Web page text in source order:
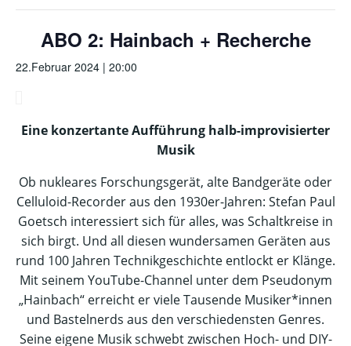
ABO 2: Hainbach + Recherche
22.Februar 2024 | 20:00
Eine konzertante Aufführung halb-improvisierter
Musik
Ob nukleares Forschungsgerät, alte Bandgeräte oder
Celluloid-Recorder aus den 1930er-Jahren: Stefan Paul
Goetsch interessiert sich für alles, was Schaltkreise in
sich birgt. Und all diesen wundersamen Geräten aus
rund 100 Jahren Technikgeschichte entlockt er Klänge.
Mit seinem YouTube-Channel unter dem Pseudonym
„Hainbach“ erreicht er viele Tausende Musiker*innen
und Bastelnerds aus den verschiedensten Genres.
Seine eigene Musik schwebt zwischen Hoch- und DIY-